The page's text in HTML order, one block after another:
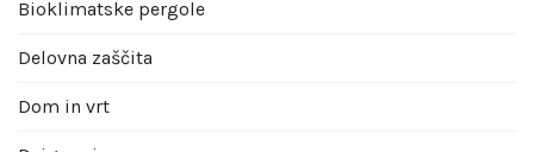
Bioklimatske pergole
Delovna zaščita
Dom in vrt